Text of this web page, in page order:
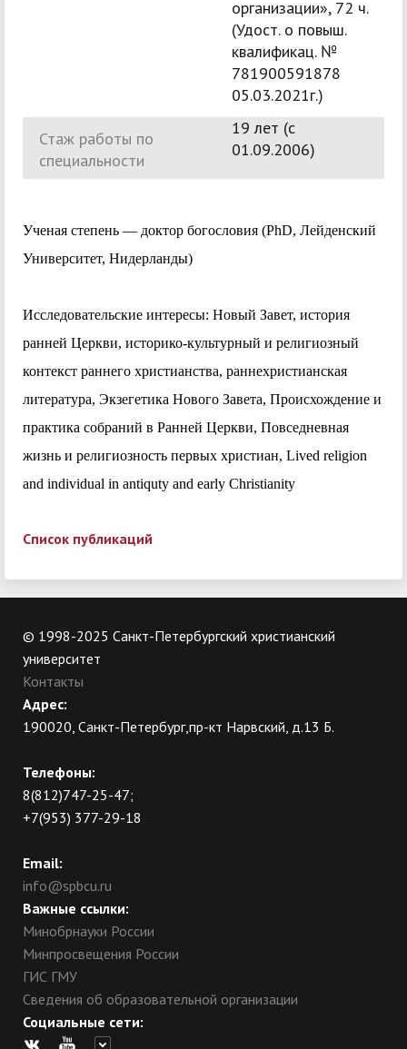
организации», 72 ч.
(Удост. о повыш.
квалификац. №
781900591878
05.03.2021г.)
Стаж работы по
специальности
19 лет (c
01.09.2006)
Ученая степень — доктор богословия (PhD, Лейденский
Университет, Нидерланды)
Исследовательские интересы: Новый Завет, история
ранней Церкви, историко-культурный и религиозный
контекст раннего христианства, раннехристианская
литература, Экзегетика Нового Завета, Происхождение и
практика собраний в Ранней Церкви, Повседневная
жизнь и религиозность первых христиан, Lived religion
and individual in antiquty and early Christianity
Список публикаций
© 1998-2025 Санкт-Петербургский христианский
университет
Контакты
Адрес:
190020, Санкт-Петербург,пр-кт Нарвский, д.13 Б.
Телефоны:
8(812)747-25-47;
+7(953) 377-29-18
Email:
info@spbcu.ru
Важные ссылки:
Минобрнауки России
Минпросвещения России
ГИС ГМУ
Сведения об образовательной организации
Социальные сети: